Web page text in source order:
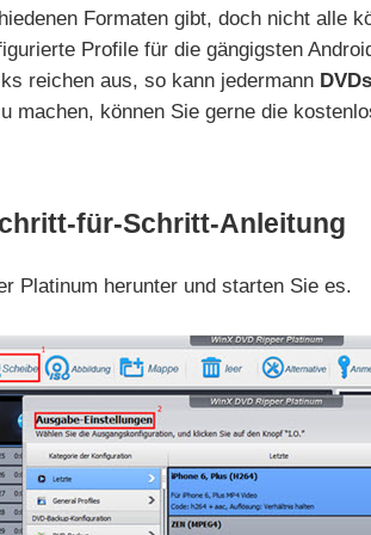
Formaten gibt, doch nicht alle
Profile für die gängigsten
reichen aus, so kann jedermann
machen, können Sie gerne die
für-Schritt-Anleitung
Platinum herunter und starten Sie es.